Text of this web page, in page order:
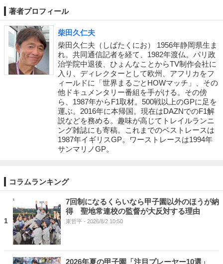
著者プロフィール
柴田久仁夫
柴田久仁夫（しばたくにお） 1956年静岡県生ま
れ。共同通信記者を経て、1982年渡仏。パリ政
治学院中退後、ひょんなことからTV制作会社に
入り、ディレクターとして欧州、アフリカをフ
ィールドに「世界まるごとHOWマッチ」、その
他ドキュメンタリー番組を手がける。その傍
ら、1987年からF1取材。500戦以上のGPに足を
運ぶ。2016年に本帰国。現在はDAZNでのF1解
説などを務める。趣味が高じてトレイルランニ
ング雑誌にも寄稿。これまでのベストレースは
1987年イギリスGP。ワーストレースは1994年
サンマリノGP。
コラムランキング
1
7回制になるくらいなら甲子園以外のほうが納
得 聖地常連校の監督が大反対する理由
東哲平 - 2026/8/2 10:50
2026年夏の甲子園「注目プレーヤー10選」